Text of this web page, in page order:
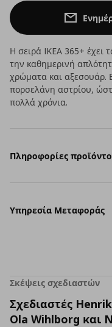
Η σειρά IKEA 365+ έχει
την καθημερινή
χρώματα και αξεσουάρ.
πορσελάνη αστρίου,
πολλά χρόνια.
Πληροφορίες
Υπηρεσία Μεταφοράς
Σκέψεις σχεδιαστών
Σχεδιαστές
Ola Wihlborg και